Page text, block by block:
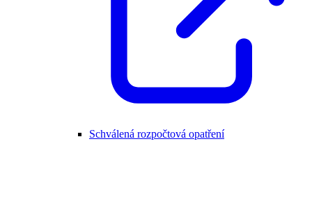
Schválená rozpočtová opatření